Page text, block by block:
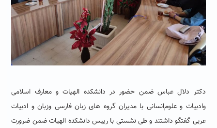
دکتر دلال عباسضمن حضور در دانشکده الهیات و معارف اسلامی
و‌ادبیات و علوم‌انسانی با مدیران گروه های زبان فارسی و‌زبان و ادبیات
عربی گفتگو داشتند و طی نشستی با رییس دانشکده الهیات ضمن ضرورت